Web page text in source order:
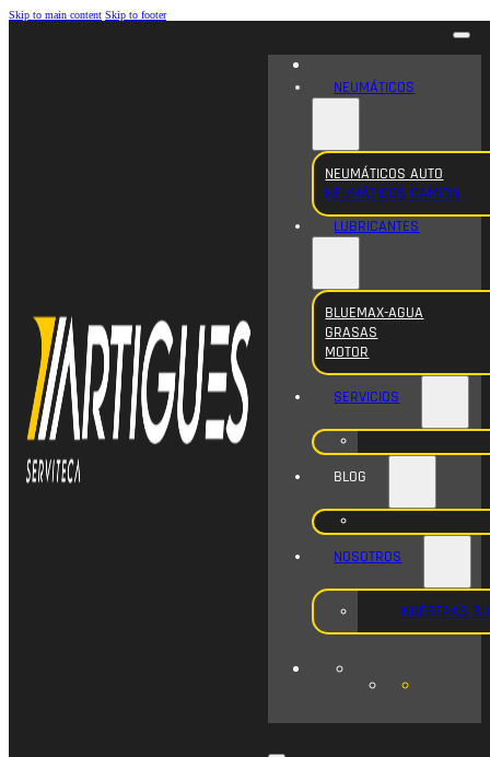
Skip to main content Skip to footer
NEUMÁTICOS
NEUMÁTICOS AUTO
NEUMÁTICOS CAMION
LUBRICANTES
BLUEMAX-AGUA
GRASAS
MOTOR
SERVICIOS
BLOG
NOSOTROS
NUESTRAS